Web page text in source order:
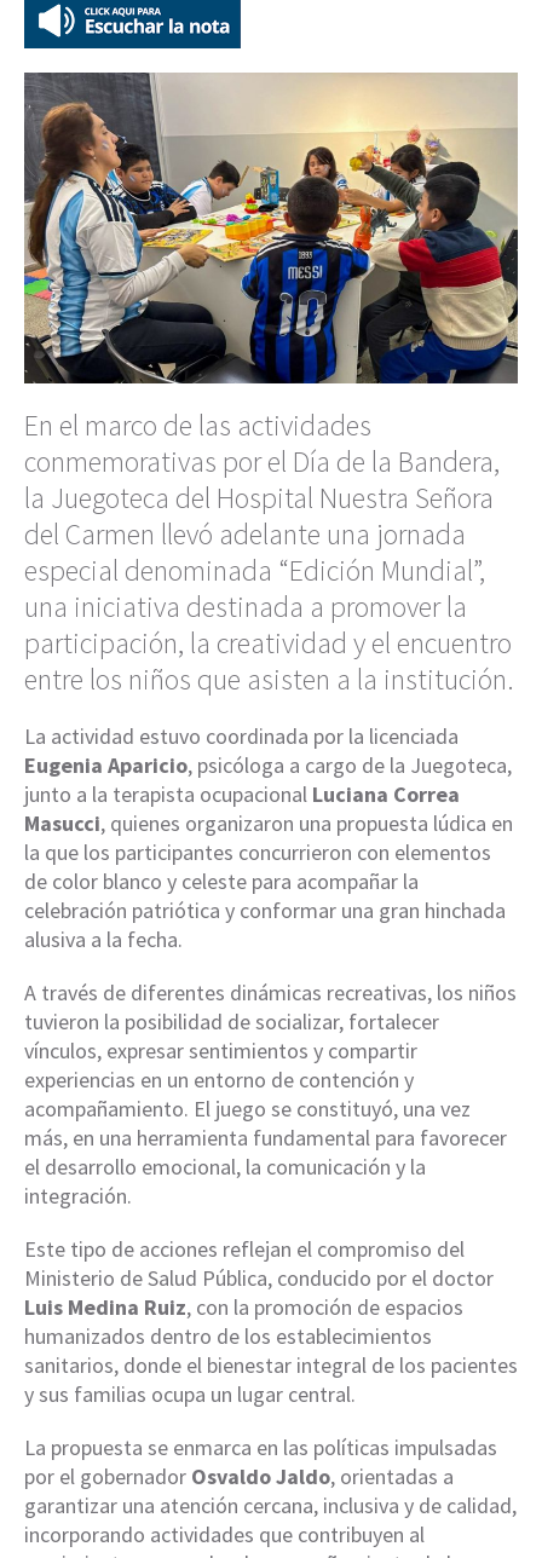
En el marco de las actividades
conmemorativas por el Día de la Bandera,
la Juegoteca del Hospital Nuestra Señora
del Carmen llevó adelante una jornada
especial denominada “Edición Mundial”,
una iniciativa destinada a promover la
participación, la creatividad y el encuentro
entre los niños que asisten a la institución.
La actividad estuvo coordinada por la licenciada
Eugenia Aparicio, psicóloga a cargo de la Juegoteca,
junto a la terapista ocupacional Luciana Correa
Masucci, quienes organizaron una propuesta lúdica en
la que los participantes concurrieron con elementos
de color blanco y celeste para acompañar la
celebración patriótica y conformar una gran hinchada
alusiva a la fecha.
A través de diferentes dinámicas recreativas, los niños
tuvieron la posibilidad de socializar, fortalecer
vínculos, expresar sentimientos y compartir
experiencias en un entorno de contención y
acompañamiento. El juego se constituyó, una vez
más, en una herramienta fundamental para favorecer
el desarrollo emocional, la comunicación y la
integración.
Este tipo de acciones reflejan el compromiso del
Ministerio de Salud Pública, conducido por el doctor
Luis Medina Ruiz, con la promoción de espacios
humanizados dentro de los establecimientos
sanitarios, donde el bienestar integral de los pacientes
y sus familias ocupa un lugar central.
La propuesta se enmarca en las políticas impulsadas
por el gobernador Osvaldo Jaldo, orientadas a
garantizar una atención cercana, inclusiva y de calidad,
incorporando actividades que contribuyen al